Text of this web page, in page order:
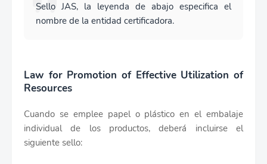
Sello JAS, la leyenda de abajo especifica el
nombre de la entidad certificadora.
Law for Promotion of Effective Utilization of
Resources
Cuando se emplee papel o plástico en el embalaje
individual de los productos, deberá incluirse el
siguiente sello: